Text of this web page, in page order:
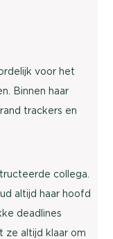
voor het
Binnen haar
trackers en
collega.
altijd haar hoofd
deadlines
ze altijd klaar om